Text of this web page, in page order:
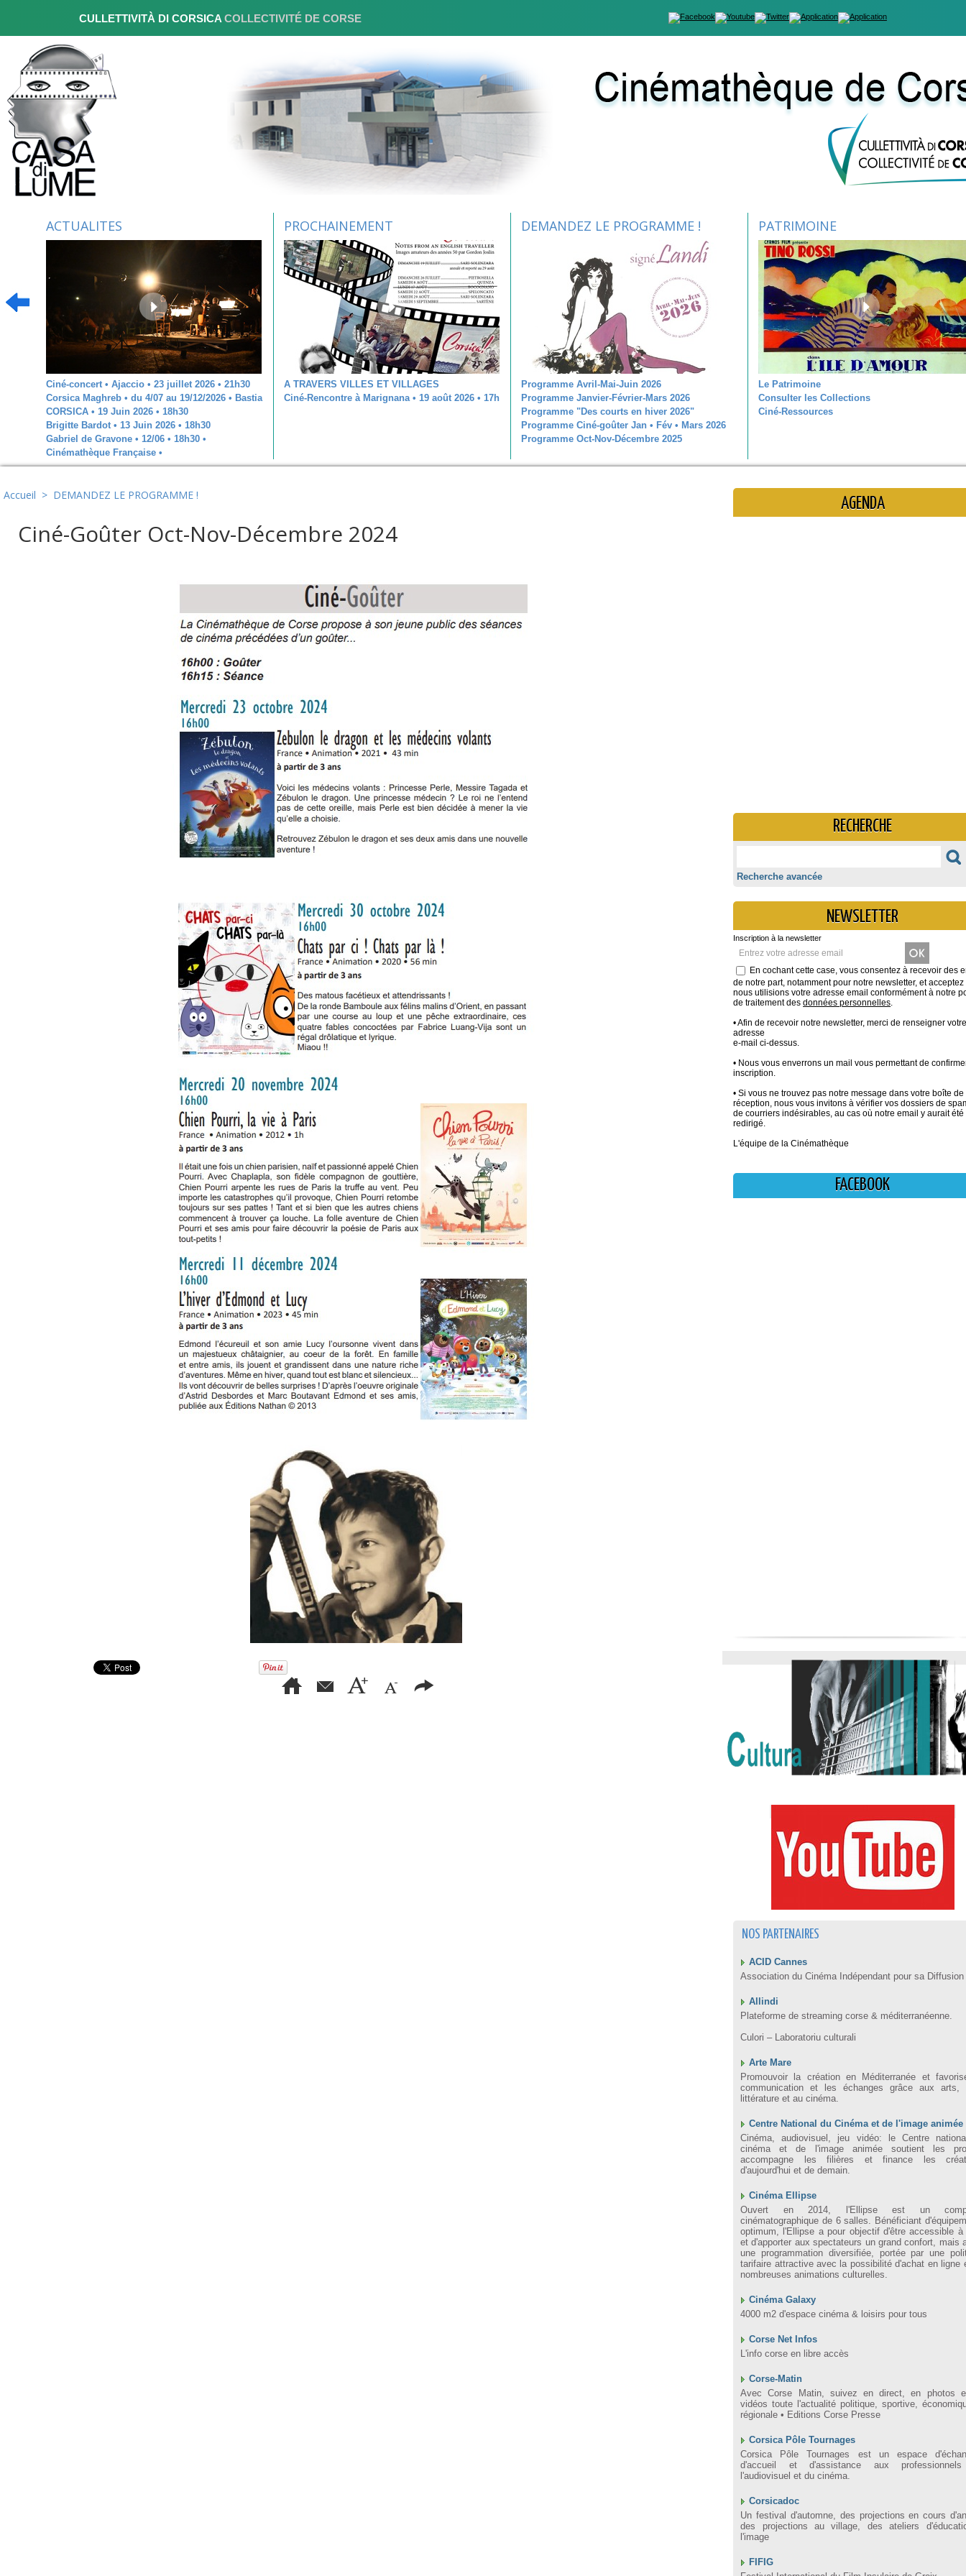
CULLETTIVITÀ DI CORSICACOLLECTIVITÉ DE CORSE
ACTUALITES
Ciné-concert • Ajaccio • 23 juillet 2026 • 21h30
Corsica Maghreb • du 4/07 au 19/12/2026 • Bastia
CORSICA • 19 Juin 2026 • 18h30
Brigitte Bardot • 13 Juin 2026 • 18h30
Gabriel de Gravone • 12/06 • 18h30 •
Cinémathèque Française •
PROCHAINEMENT
A TRAVERS VILLES ET VILLAGES
Ciné-Rencontre à Marignana • 19 août 2026 • 17h
DEMANDEZ LE PROGRAMME !
Programme Avril-Mai-Juin 2026
Programme Janvier-Février-Mars 2026
Programme "Des courts en hiver 2026"
Programme Ciné-goûter Jan • Fév • Mars 2026
Programme Oct-Nov-Décembre 2025
PATRIMOINE
Le Patrimoine
Consulter les Collections
Ciné-Ressources
Accueil > DEMANDEZ LE PROGRAMME !
Ciné-Goûter Oct-Nov-Décembre 2024
AGENDA
RECHERCHE
Recherche avancée
NEWSLETTER
Inscription à la newsletter
En cochant cette case, vous consentez à recevoir des
de notre part, notamment pour notre newsletter, et acceptez
nous utilisions votre adresse email conformément à notre
de traitement desdonnées personnelles.
• Afin de recevoir notre newsletter, merci de renseigner
adresse
e-mail ci-dessus.
• Nous vous enverrons un mail vous permettant de
inscription.
• Si vous ne trouvez pas notre message dans votre boîte de
réception, nous vous invitons à vérifier vos dossiers de
de courriers indésirables, au cas où notre email y aurait été
redirigé.
L'équipe de la Cinémathèque
FACEBOOK
NOS PARTENAIRES
ACID Cannes
Association du Cinéma Indépendant pour sa Diffusion
Allindi
Plateforme de streaming corse & méditerranéenne.
Culori – Laboratoriu culturali
Arte Mare
Promouvoir la création en Méditerranée et
communication et les échanges grâce aux
littérature et au cinéma.
Centre National du Cinéma et de l'image animée
Cinéma, audiovisuel, jeu vidéo: le Centre
cinéma et de l'image animée soutient les
accompagne les filières et finance les
d'aujourd'hui et de demain.
Cinéma Ellipse
Ouvert en 2014, l'Ellipse est un
cinématographique de 6 salles. Bénéficiant
optimum, l'Ellipse a pour objectif d'être accessible à
et d'apporter aux spectateurs un grand confort, mais
une programmation diversifiée, portée par une
tarifaire attractive avec la possibilité d'achat en ligne
nombreuses animations culturelles.
Cinéma Galaxy
4000 m2 d'espace cinéma & loisirs pour tous
Corse Net Infos
L'info corse en libre accès
Corse-Matin
Avec Corse Matin, suivez en direct, en photos
vidéos toute l'actualité politique, sportive,
régionale • Editions Corse Presse
Corsica Pôle Tournages
Corsica Pôle Tournages est un espace
d'accueil et d'assistance aux
l'audiovisuel et du cinéma.
Corsicadoc
Un festival d'automne, des projections en cours
des projections au village, des ateliers
l'image
FIFIG